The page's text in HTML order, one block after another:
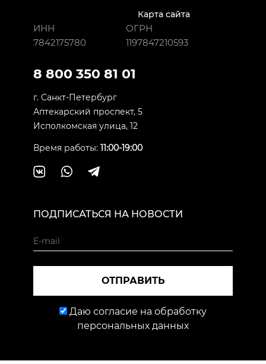
Карта сайта
ИНН
7842175780
ОГРН
1197847210593
8 800 350 81 01
г. Санкт-Петербург
Аптекарский проспект, 5
Исполкомская улица, 12
Время работы: 11:00-19:00
ПОДПИСАТЬСЯ НА НОВОСТИ
ОТПРАВИТЬ
Даю согласие на обработку
персональных данных